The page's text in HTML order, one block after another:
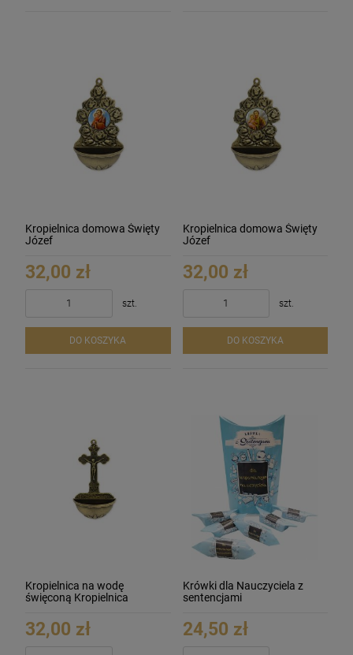
Kropielnica domowa Święty
Józef
32,00 zł
szt.
DO KOSZYKA
Kropielnica domowa Święty
Józef
32,00 zł
szt.
DO KOSZYKA
Kropielnica na wodę
święconą Kropielnica
32,00 zł
Krówki dla Nauczyciela z
sentencjami
24,50 zł